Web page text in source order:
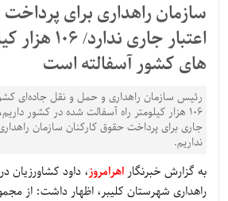
سازمان راهداری برای
اعتبار جاری
های کشور آسفالته است
رئیس سازمان راهداری و حمل و نقل جاده‌ای
106 هزار کیلومتر راه آسفالت شده در کشور
جاری برای پرداخت حقوق کارکنان سازمان
نداریم.
به گزارش خبرنگاراهرامروز، داود
راهداری شهرستان کلیبر، اظهار داشت: از